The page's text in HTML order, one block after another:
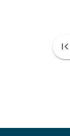
first_page